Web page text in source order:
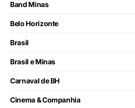
Band Minas
Belo Horizonte
Brasil
Brasil e Minas
Carnaval de BH
Cinema & Companhia